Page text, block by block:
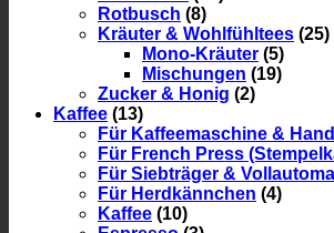
Rotbusch (8)
Kräuter & Wohlfühltees (25)
Mono-Kräuter (5)
Mischungen (19)
Zucker & Honig (2)
Kaffee (13)
Für Kaffeemaschine &
Für French Press
Für Siebträger &
Für Herdkännchen (4)
Kaffee (10)